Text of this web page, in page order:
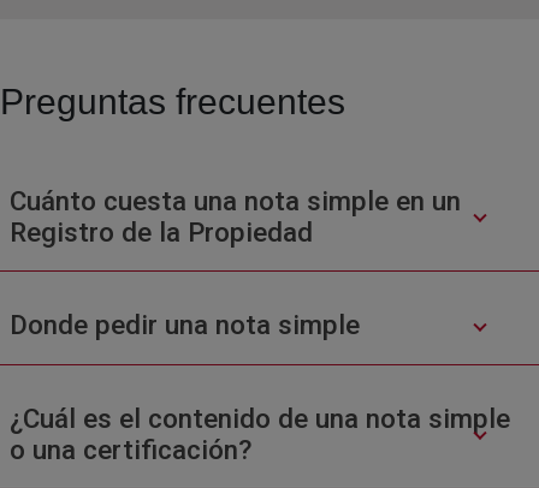
Preguntas frecuentes
Cuánto cuesta una nota simple en un
Registro de la Propiedad
Donde pedir una nota simple
¿Cuál es el contenido de una nota simple
o una certificación?